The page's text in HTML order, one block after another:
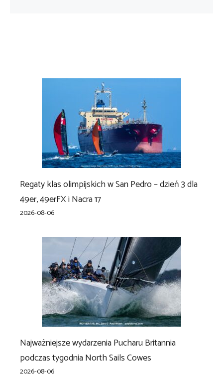
Regaty klas olimpijskich w San Pedro – dzień 3 dla
49er, 49erFX i Nacra 17
2026-08-06
Najważniejsze wydarzenia Pucharu Britannia
podczas tygodnia North Sails Cowes
2026-08-06